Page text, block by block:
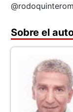
Sobre el